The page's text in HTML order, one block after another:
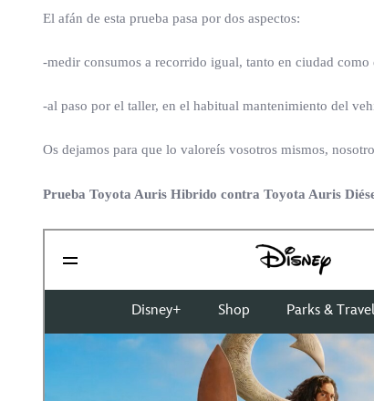
El afán de esta prueba pasa por dos aspectos:
-medir consumos a recorrido igual, tanto en ciudad
-al paso por el taller, en el habitual mantenimiento del
Os dejamos para que lo valoreís vosotros mismos,
Prueba Toyota Auris Hibrido contra Toyota Auris